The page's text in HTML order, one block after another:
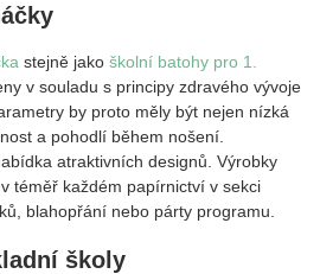
stejně jako školní batohy pro 1.
v souladu s principy zdravého vývoje
by proto měly být nejen nízká
a pohodlí během nošení.
atraktivních designů. Výrobky
téměř každém papírnictví v sekci
blahopřání nebo párty programu.
školy